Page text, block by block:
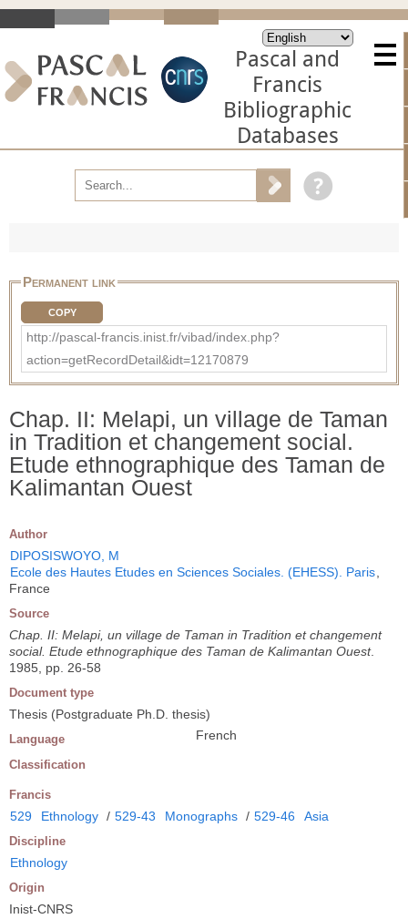
Pascal and
Francis
Bibliographic
Databases
Permanent link
COPY
http://pascal-francis.inist.fr/vibad/index.php?
action=getRecordDetail&idt=12170879
Chap. II: Melapi, un village de Taman
in Tradition et changement social.
Etude ethnographique des Taman de
Kalimantan Ouest
Author
DIPOSISWOYO, M
Ecole des Hautes Etudes en Sciences Sociales. (EHESS). Paris
France
Source
Chap. II: Melapi, un village de Taman in Tradition et changement
social. Etude ethnographique des Taman de Kalimantan Ouest.
1985, pp. 26-58
Document type
Thesis (Postgraduate Ph.D. thesis)
Language French
Classification
Francis
529 Ethnology / 529-43 Monographs / 529-46 Asia
Discipline
Ethnology
Origin
Inist-CNRS